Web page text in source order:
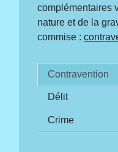
complémentaires
nature et de la
commise :
Contravention
Délit
Crime